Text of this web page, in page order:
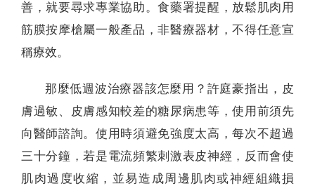
善，就要尋求專業協助。食藥署提醒，放鬆肌肉用
筋膜按摩槍屬一般產品，非醫療器材，不得任意宣
稱療效。
那麼低週波治療器該怎麼用？許庭豪指出，皮
膚過敏、皮膚感知較差的糖尿病患等，使用前須先
向醫師諮詢。使用時須避免強度太高，每次不超過
三十分鐘，若是電流頻繁刺激表皮神經，反而會使
肌肉過度收縮，並易造成周邊肌肉或神經組織損